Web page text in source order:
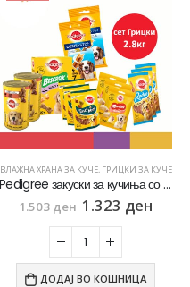
ВЛАЖНА ХРАНА ЗА КУЧЕ, ГРИЦКИ ЗА КУЧЕ
Pedigree закуски за кучиња со среден раст, сет од 2.8кг
1.503ден 1.323 ден
ДОДАЈ ВО КОШНИЦА